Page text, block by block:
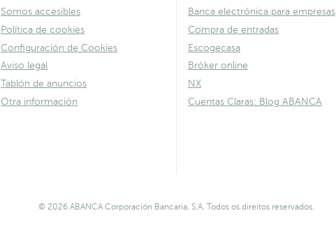
Somos accesibles
Política de cookies
Configuración de Cookies
Aviso legal
Tablón de anuncios
Otra información
Banca electrónica para empresas
Compra de entradas
Escogecasa
Bróker online
NX
Cuentas Claras: Blog ABANCA
© 2026 ABANCA Corporación Bancaria, S.A. Todos os direitos reservados.